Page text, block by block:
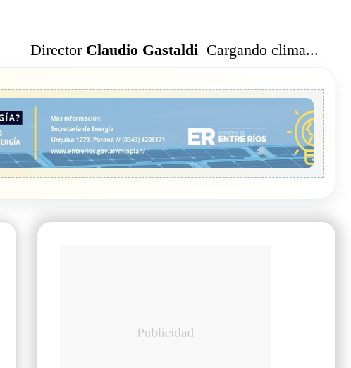
Director Claudio Gastaldi Cargando clima...